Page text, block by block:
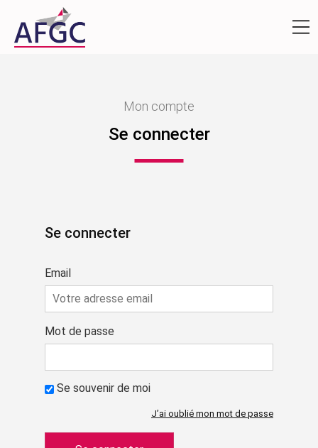
Mon compte
Se connecter
Se connecter
Email
Mot de passe
Se souvenir de moi
J’ai oublié mon mot de passe